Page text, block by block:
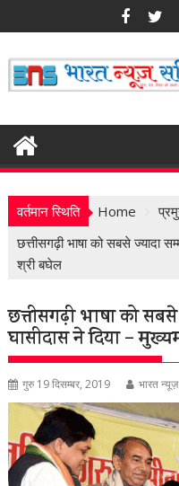
to
वर्तमान स्थिति Home
छत्तीसगढ़ी भाषा को सबसे ज्यादा
श्री बघेल
छत्तीसगढ़ी भाषा को
घासीदास ने दिया –
गुरु 19 दिसम्बर, 2019 भारत न्यूज़